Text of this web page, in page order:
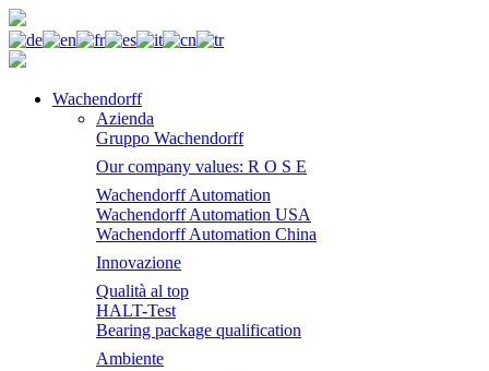
Wachendorff
Azienda
Gruppo Wachendorff
Our company values: R O S E
Wachendorff Automation
Wachendorff Automation USA
Wachendorff Automation China
Innovazione
Qualità al top
HALT-Test
Bearing package qualification
Ambiente